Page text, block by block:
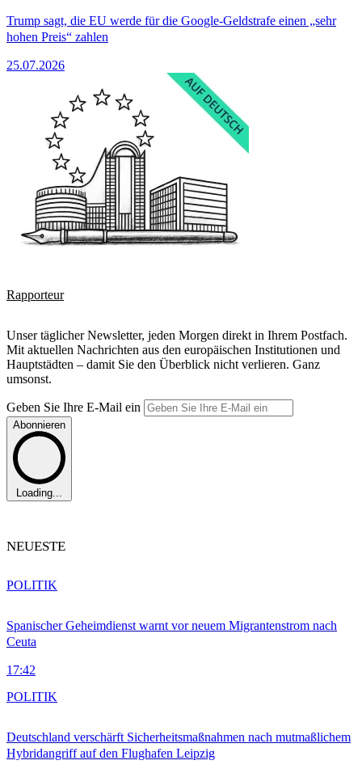
Trump sagt, die EU werde für die Google-Geldstrafe einen „sehr
hohen Preis“ zahlen
25.07.2026
Rapporteur
Unser täglicher Newsletter, jeden Morgen direkt in Ihrem Postfach.
Mit aktuellen Nachrichten aus den europäischen Institutionen und
Hauptstädten – damit Sie den Überblick nicht verlieren. Ganz
umsonst.
Geben Sie Ihre E-Mail ein
Abonnieren
Loading...
NEUESTE
Spanischer Geheimdienst warnt vor neuem Migrantenstrom nach
Ceuta
17:42
POLITIK
Deutschland verschärft Sicherheitsmaßnahmen nach mutmaßlichem
Hybridangriff auf den Flughafen Leipzig
POLITIK